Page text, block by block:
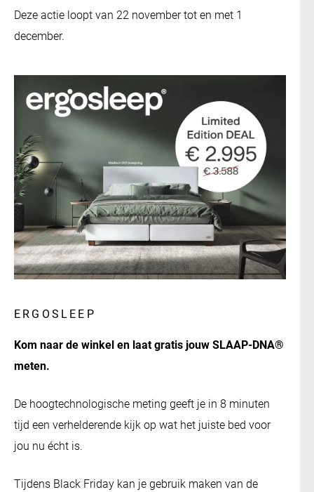
Deze actie loopt van 22 november tot en met 1
december.
ERGOSLEEP
Kom naar de winkel en laat gratis jouw SLAAP-DNA®
meten.
De hoogtechnologische meting geeft je in 8 minuten
tijd een verhelderende kijk op wat het juiste bed voor
jou nu écht is.
Tijdens Black Friday kan je gebruik maken van de